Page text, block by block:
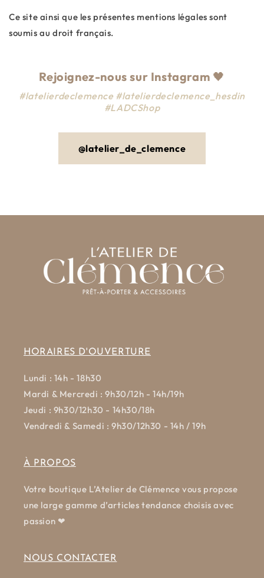
Ce site ainsi que les présentes mentions légales sont
soumis au droit français.
Rejoignez-nous sur Instagram 🖤
#latelierdeclemence #latelierdeclemence_hesdin
#LADCShop
@latelier_de_clemence
HORAIRES D'OUVERTURE
Lundi : 14h - 18h30
Mardi & Mercredi : 9h30/12h - 14h/19h
Jeudi : 9h30/12h30 - 14h30/18h
Vendredi & Samedi : 9h30/12h30 - 14h / 19h
À PROPOS
Votre boutique L’Atelier de Clémence vous propose
une large gamme d’articles tendance choisis avec
passion ❤
NOUS CONTACTER